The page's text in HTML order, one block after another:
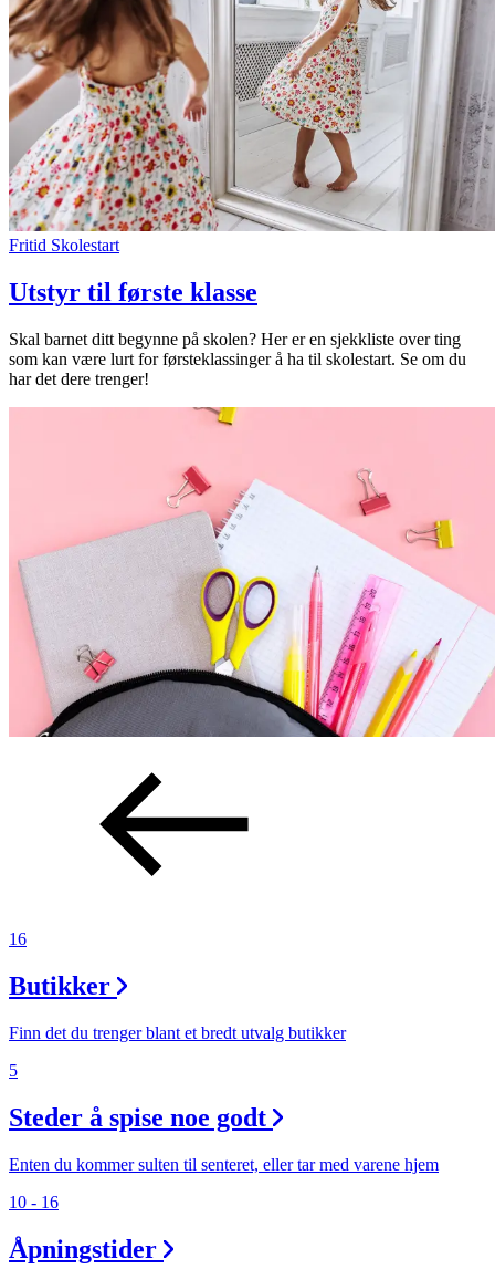
Fritid Skolestart
Utstyr til første klasse
Skal barnet ditt begynne på skolen? Her er en sjekkliste over ting
som kan være lurt for førsteklassinger å ha til skolestart. Se om du
har det dere trenger!
16
Butikker
Finn det du trenger blant et bredt utvalg butikker
5
Steder å spise noe godt
Enten du kommer sulten til senteret, eller tar med varene hjem
10 - 16
Åpningstider